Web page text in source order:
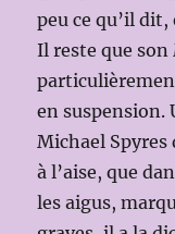
peu ce qu’il
Il reste que son
en suspension.
Michael Spyres
à l’aise, que
les aigus,